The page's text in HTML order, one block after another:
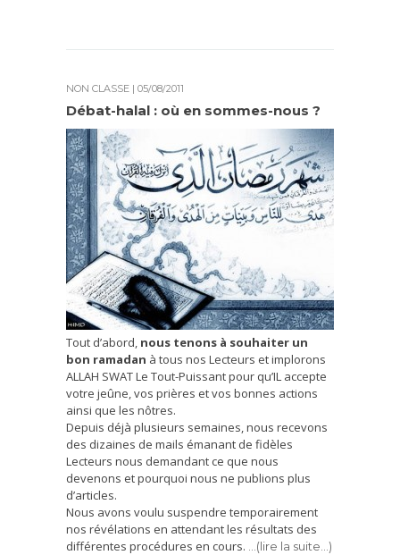
NON CLASSÉ | 05/08/2011
Débat-halal : où en sommes-nous ?
Tout d’abord, nous tenons à souhaiter un
bon ramadan à tous nos Lecteurs et implorons
ALLAH SWAT Le Tout-Puissant pour qu’IL accepte
votre jeûne, vos prières et vos bonnes actions
ainsi que les nôtres.
Depuis déjà plusieurs semaines, nous recevons
des dizaines de mails émanant de fidèles
Lecteurs nous demandant ce que nous
devenons et pourquoi nous ne publions plus
d’articles.
Nous avons voulu suspendre temporairement
nos révélations en attendant les résultats des
différentes procédures en cours.
…(lire la suite…)